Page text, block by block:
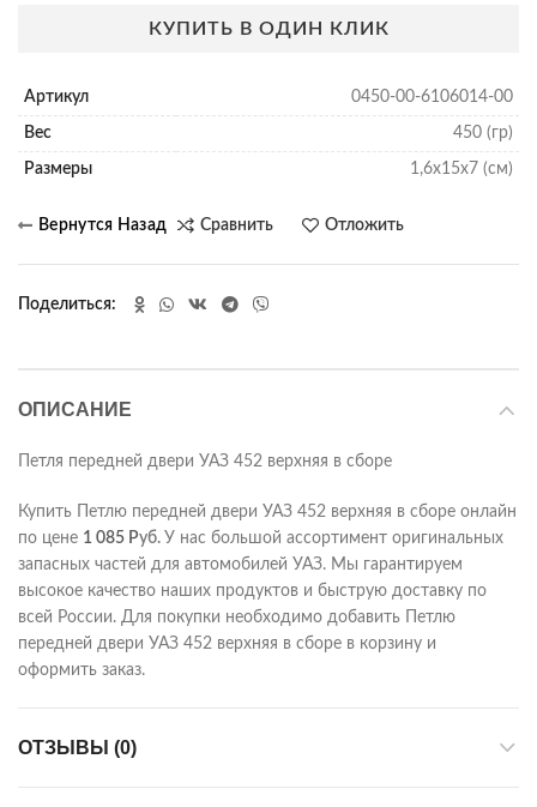
КУПИТЬ В ОДИН КЛИК
Артикул 0450-00-6106014-00
Вес 450 (гр)
Размеры 1,6х15х7 (см)
Сравнить Отложить
Поделиться
ОПИСАНИЕ
Петля передней двери УАЗ 452 верхняя в сборе
Купить Петлю передней двери УАЗ 452 верхняя в сборе онлайн
по цене 1 085 Руб. У нас большой ассортимент оригинальных
запасных частей для автомобилей УАЗ. Мы гарантируем
высокое качество наших продуктов и быструю доставку по
всей России. Для покупки необходимо добавить Петлю
передней двери УАЗ 452 верхняя в сборе в корзину и
оформить заказ.
ОТЗЫВЫ (0)